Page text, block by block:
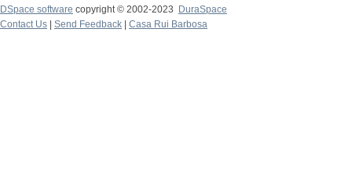
DSpace software copyright © 2002-2023
DuraSpace
Contact Us
Send Feedback Casa Rui Barbosa